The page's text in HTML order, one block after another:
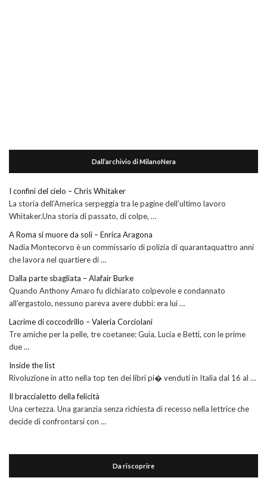
Dall’archivio di MilanoNera
I confini del cielo – Chris Whitaker
La storia dell’America serpeggia tra le pagine dell’ultimo lavoro
Whitaker.Una storia di passato, di colpe, …
A Roma si muore da soli – Enrica Aragona
Nadia Montecorvo è un commissario di polizia di quarantaquattro anni
che lavora nel quartiere di …
Dalla parte sbagliata – Alafair Burke
Quando Anthony Amaro fu dichiarato colpevole e condannato
all’ergastolo, nessuno pareva avere dubbi: era lui …
Lacrime di coccodrillo – Valeria Corciolani
Tre amiche per la pelle, tre coetanee: Guia, Lucia e Betti, con le prime
due …
Inside the list
Rivoluzione in atto nella top ten dei libri pi� venduti in Italia dal 16 al …
Il braccialetto della felicità
Una certezza. Una garanzia senza richiesta di recesso nella lettrice che
decide di confrontarsi con …
Da riscoprire